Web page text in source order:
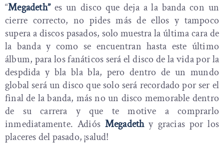
“Megadeth” es un disco que deja a la banda con un
cierre correcto, no pides más de ellos y tampoco
supera a discos pasados, solo muestra la última cara de
la banda y como se encuentran hasta este último
álbum, para los fanáticos será el disco de la vida por la
despdida y bla bla bla, pero dentro de un mundo
global será un disco que solo será recordado por ser el
final de la banda, más no un disco memorable dentro
de su carrera y que te motive a comprarlo
inmediatamente. Adiós Megadethy gracias por los
placeres del pasado, ¡salud!